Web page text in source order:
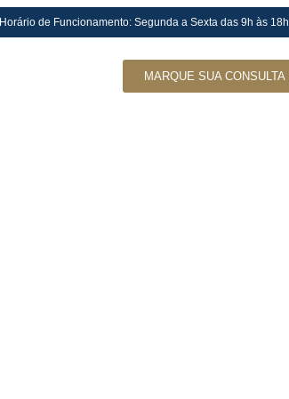
Horário de Funcionamento: Segunda a Sexta das 9h às 18h
MARQUE SUA CONSULTA